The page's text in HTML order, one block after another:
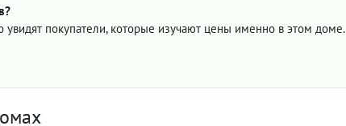
увидят покупатели, которые изучают цены именно в этом доме.